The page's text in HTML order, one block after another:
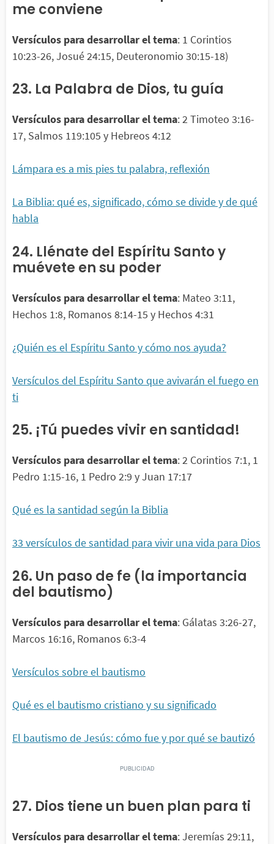
me conviene
Versículos para desarrollar el tema: 1 Corintios
10:23-26, Josué 24:15, Deuteronomio 30:15-18)
23. La Palabra de Dios, tu guía
Versículos para desarrollar el tema: 2 Timoteo 3:16-
17, Salmos 119:105 y Hebreos 4:12
Lámpara es a mis pies tu palabra, reflexión
La Biblia: qué es, significado, cómo se divide y de qué
habla
24. Llénate del Espíritu Santo y
muévete en su poder
Versículos para desarrollar el tema: Mateo 3:11,
Hechos 1:8, Romanos 8:14-15 y Hechos 4:31
¿Quién es el Espíritu Santo y cómo nos ayuda?
Versículos del Espíritu Santo que avivarán el fuego en
ti
25. ¡Tú puedes vivir en santidad!
Versículos para desarrollar el tema: 2 Corintios 7:1, 1
Pedro 1:15-16, 1 Pedro 2:9 y Juan 17:17
Qué es la santidad según la Biblia
33 versículos de santidad para vivir una vida para Dios
26. Un paso de fe (la importancia
del bautismo)
Versículos para desarrollar el tema: Gálatas 3:26-27,
Marcos 16:16, Romanos 6:3-4
Versículos sobre el bautismo
Qué es el bautismo cristiano y su significado
El bautismo de Jesús: cómo fue y por qué se bautizó
27. Dios tiene un buen plan para ti
Versículos para desarrollar el tema: Jeremías 29:11,